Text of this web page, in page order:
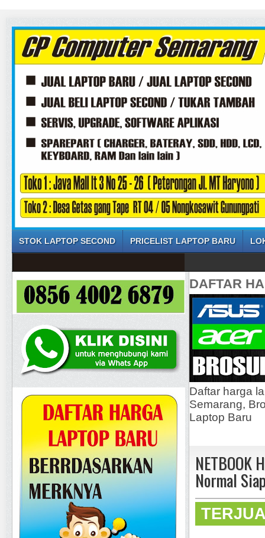
STOK LAPTOP SECOND PRICELIST LAPTOP BARU
DAFTAR
Daftar harga
Semarang,
Laptop Baru
Normal